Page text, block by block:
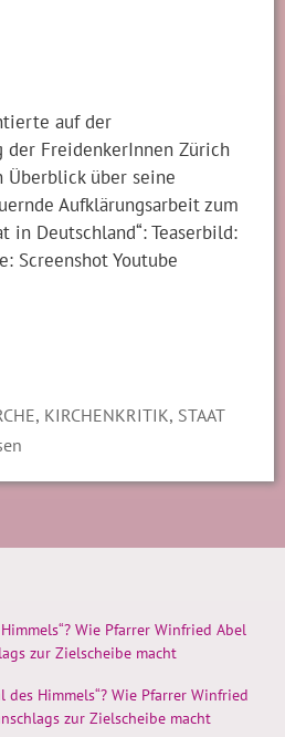
auf der
FreidenkerInnen Zürich
Überblick über seine
Aufklärungsarbeit zum
in Deutschland“: Teaserbild:
Screenshot Youtube
, KIRCHENKRITIK, STAAT
Wie Pfarrer Winfried Abel
zur Zielscheibe macht
des Himmels“? Wie Pfarrer Winfried
zur Zielscheibe macht